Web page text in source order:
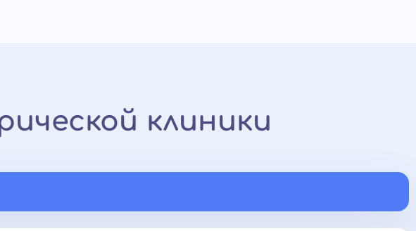
клиники